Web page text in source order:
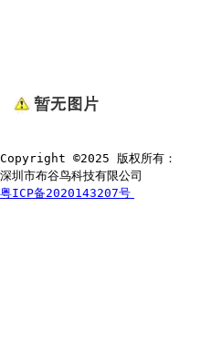
Copyright ©2025 版权所有：
深圳市布谷鸟科技有限公司
粤ICP备2020143207号